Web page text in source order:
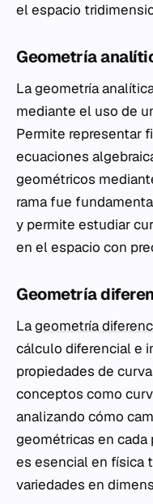
el espacio
Geometría
La geometría
mediante el uso de
Permite representar
ecuaciones
geométricos
rama fue
y permite estudiar
en el espacio con
Geometría
Lageometría
cálculo diferencial e
propiedades de
conceptos como
analizando cómo
geométricas en cada
es esencial en física
variedades en